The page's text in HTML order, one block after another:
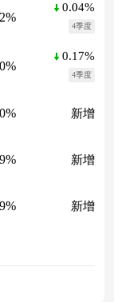
0.04%
4季度
0.17%
4季度
新增
新增
新增